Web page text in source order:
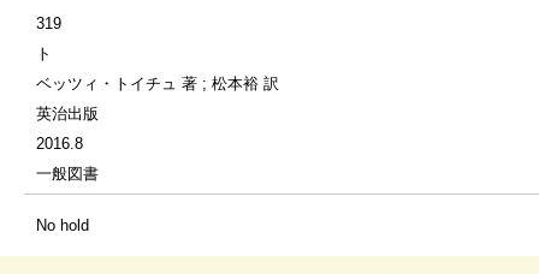
319
ト
ベッツィ・トイチュ 著 ; 松本裕 訳
英治出版
2016.8
一般図書
No hold